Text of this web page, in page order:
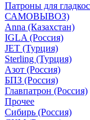
Патроны для
САМОВЫВОЗ)
Anna (Казахстан)
IGLA (Россия)
JET (Турция)
Sterling (Турция)
Азот (Россия)
БПЗ (Россия)
Главпатрон (Россия)
Прочее
Сибирь (Россия)